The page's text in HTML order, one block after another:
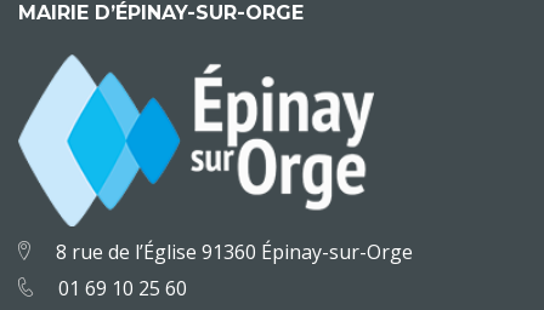
MAIRIE D’ÉPINAY-SUR-ORGE
8 rue de l’Église 91360 Épinay-sur-Orge
01 69 10 25 60